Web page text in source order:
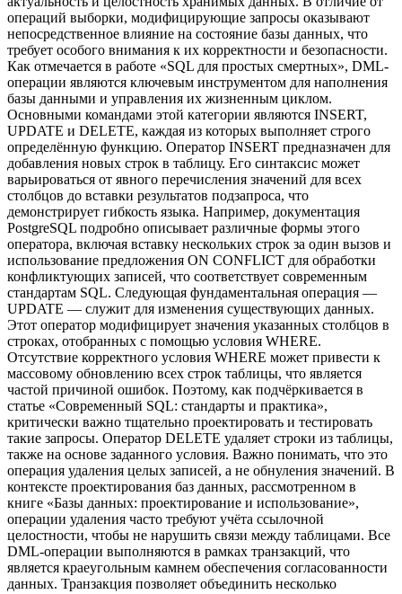
операций выборки, модифицирующие запросы оказывают
непосредственное влияние на состояние базы данных, что
требует особого внимания к их корректности и безопасности.
Как отмечается в работе «SQL для простых смертных», DML-
операции являются ключевым инструментом для наполнения
базы данными и управления их жизненным циклом.
Основными командами этой категории являются INSERT,
UPDATE и DELETE, каждая из которых выполняет строго
определённую функцию. Оператор INSERT предназначен для
добавления новых строк в таблицу. Его синтаксис может
варьироваться от явного перечисления значений для всех
столбцов до вставки результатов подзапроса, что
демонстрирует гибкость языка. Например, документация
PostgreSQL подробно описывает различные формы этого
оператора, включая вставку нескольких строк за один вызов и
использование предложения ON CONFLICT для обработки
конфликтующих записей, что соответствует современным
стандартам SQL. Следующая фундаментальная операция —
UPDATE — служит для изменения существующих данных.
Этот оператор модифицирует значения указанных столбцов в
строках, отобранных с помощью условия WHERE.
Отсутствие корректного условия WHERE может привести к
массовому обновлению всех строк таблицы, что является
частой причиной ошибок. Поэтому, как подчёркивается в
статье «Современный SQL: стандарты и практика»,
критически важно тщательно проектировать и тестировать
такие запросы. Оператор DELETE удаляет строки из таблицы,
также на основе заданного условия. Важно понимать, что это
операция удаления целых записей, а не обнуления значений. В
контексте проектирования баз данных, рассмотренном в
книге «Базы данных: проектирование и использование»,
операции удаления часто требуют учёта ссылочной
целостности, чтобы не нарушить связи между таблицами. Все
DML-операции выполняются в рамках транзакций, что
является краеугольным камнем обеспечения согласованности
данных. Транзакция позволяет объединить несколько